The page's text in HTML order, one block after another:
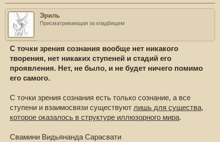
Эриль
Присматривающая за кладбищем
С точки зрения сознания вообще нет никакого
творения, нет никаких ступеней и стадий его
проявления. Нет, не было, и не будет ничего помимо
его самого.
С точки зрения сознания есть только сознание, а все
ступени и взаимосвязи существуют лишь для существа,
которое оказалось в структуре иллюзорного мира.
Свамини Видьянанда Сарасвати